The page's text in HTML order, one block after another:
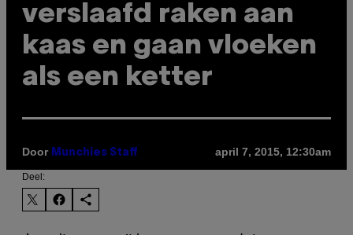
verslaafd raken aan
kaas en gaan vloeken
als een ketter
Door Munchies Staff april 7, 2015, 12:30am
Deel: